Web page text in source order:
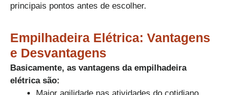
principais pontos antes de escolher.​
Empilhadeira Elétrica: Vantagens
e Desvantagens​
Basicamente, as vantagens da empilhadeira
elétrica são:
Maior agilidade nas atividades do cotidiano